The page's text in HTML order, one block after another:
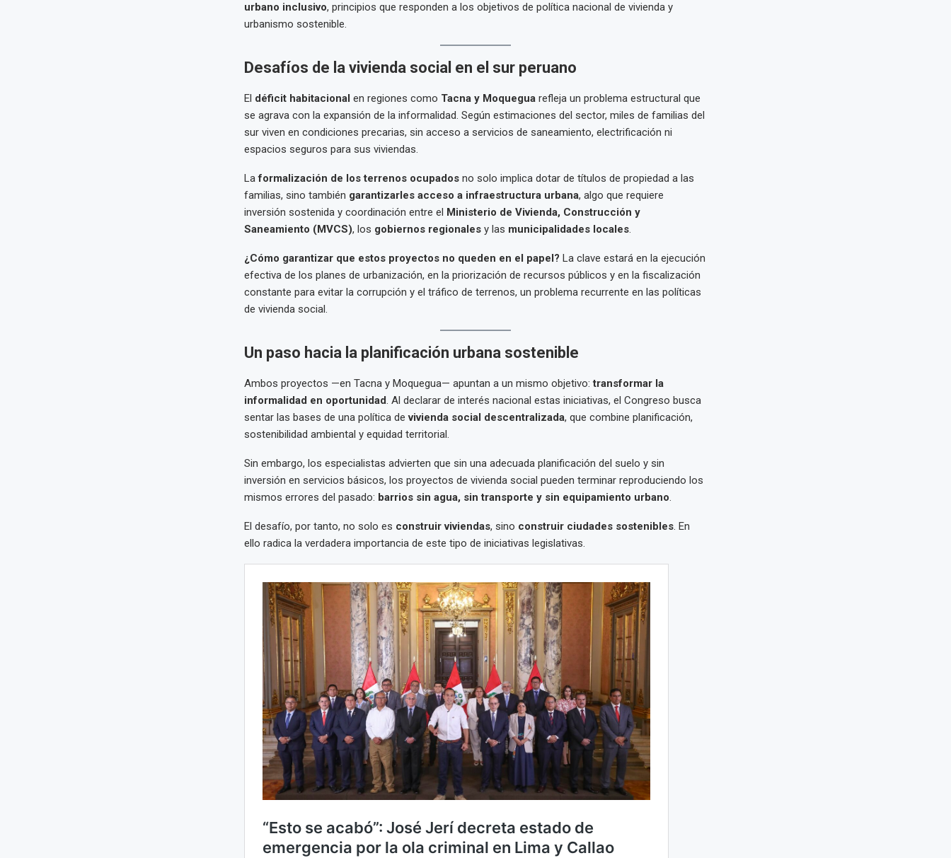
urbano inclusivo, principios que responden a los objetivos de política nacional de vivienda y
urbanismo sostenible.
Desafíos de la vivienda social en el sur peruano
El déficit habitacional en regiones como Tacna y Moqueguarefleja un problema estructural que
se agrava con la expansión de la informalidad. Según estimaciones del sector, miles de familias del
sur viven en condiciones precarias, sin acceso a servicios de saneamiento, electrificación ni
espacios seguros para sus viviendas.
Laformalización de los terrenos ocupadosno solo implica dotar de títulos de propiedad a las
familias, sino también garantizarles acceso a infraestructura urbana, algo que requiere
inversión sostenida y coordinación entre el
Ministerio de Vivienda, Construcción y
Saneamiento (MVCS), los gobiernos regionalesy las municipalidades locales.
¿Cómo garantizar que estos proyectos no queden en el papel? La clave estará en la ejecución
efectiva de los planes de urbanización, en la priorización de recursos públicos y en la fiscalización
constante para evitar la corrupción y el tráfico de terrenos, un problema recurrente en las políticas
de vivienda social.
Un paso hacia la planificación urbana sostenible
Ambos proyectos —en Tacna y Moquegua— apuntan a un mismo objetivo:transformar la
informalidad en oportunidad. Al declarar de interés nacional estas iniciativas, el Congreso busca
sentar las bases de una política devivienda social descentralizada, que combine planificación,
sostenibilidad ambiental y equidad territorial.
Sin embargo, los especialistas advierten que sin una adecuada planificación del suelo y sin
inversión en servicios básicos, los proyectos de vivienda social pueden terminar reproduciendo los
mismos errores del pasado: barrios sin agua, sin transporte y sin equipamiento urbano.
El desafío, por tanto, no solo es construir viviendas, sino construir ciudades sostenibles. En
ello radica la verdadera importancia de este tipo de iniciativas legislativas.